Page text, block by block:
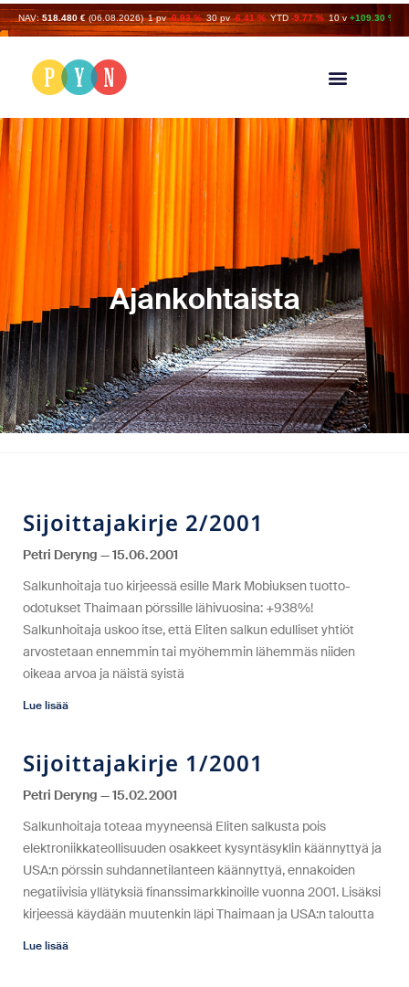
NAV: 518.480 € (06.08.2026) 1 pv -0.93 % 30 pv -6.41 % YTD -9.77 % 10 v +109.30 %
Ajankohtaista
Sijoittajakirje 2/2001
Petri Deryng
15.06.2001
Salkunhoitaja tuo kirjeessä esille Mark Mobiuksen tuotto-
odotukset Thaimaan pörssille lähivuosina: +938%!
Salkunhoitaja uskoo itse, että Eliten salkun edulliset yhtiöt
arvostetaan ennemmin tai myöhemmin lähemmäs niiden
oikeaa arvoa ja näistä syistä
Lue lisää
Sijoittajakirje 1/2001
Petri Deryng
15.02.2001
Salkunhoitaja toteaa myyneensä Eliten salkusta pois
elektroniikkateollisuuden osakkeet kysyntäsyklin käännyttyä ja
USA:n pörssin suhdannetilanteen käännyttyä, ennakoiden
negatiivisia yllätyksiä finanssimarkkinoille vuonna 2001. Lisäksi
kirjeessä käydään muutenkin läpi Thaimaan ja USA:n taloutta
Lue lisää